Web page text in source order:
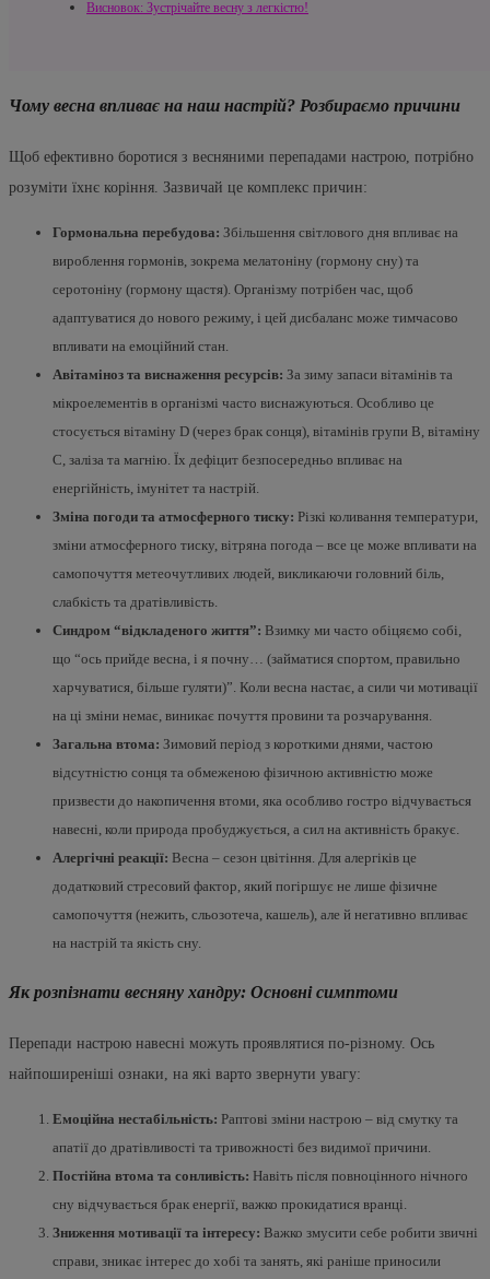
Висновок: Зустрічайте весну з легкістю!
Чому весна впливає на наш настрій? Розбираємо причини
Щоб ефективно боротися з весняними перепадами настрою, потрібно
розуміти їхнє коріння. Зазвичай це комплекс причин:
Гормональна перебудова: Збільшення світлового дня впливає на
вироблення гормонів, зокрема мелатоніну (гормону сну) та
серотоніну (гормону щастя). Організму потрібен час, щоб
адаптуватися до нового режиму, і цей дисбаланс може тимчасово
впливати на емоційний стан.
Авітаміноз та виснаження ресурсів: За зиму запаси вітамінів та
мікроелементів в організмі часто виснажуються. Особливо це
стосується вітаміну D (через брак сонця), вітамінів групи B, вітаміну
С, заліза та магнію. Їх дефіцит безпосередньо впливає на
енергійність, імунітет та настрій.
Зміна погоди та атмосферного тиску: Різкі коливання температури,
зміни атмосферного тиску, вітряна погода – все це може впливати на
самопочуття метеочутливих людей, викликаючи головний біль,
слабкість та дратівливість.
Синдром “відкладеного життя”: Взимку ми часто обіцяємо собі,
що “ось прийде весна, і я почну… (займатися спортом, правильно
харчуватися, більше гуляти)”. Коли весна настає, а сили чи мотивації
на ці зміни немає, виникає почуття провини та розчарування.
Загальна втома: Зимовий період з короткими днями, частою
відсутністю сонця та обмеженою фізичною активністю може
призвести до накопичення втоми, яка особливо гостро відчувається
навесні, коли природа пробуджується, а сил на активність бракує.
Алергічні реакції: Весна – сезон цвітіння. Для алергіків це
додатковий стресовий фактор, який погіршує не лише фізичне
самопочуття (нежить, сльозотеча, кашель), але й негативно впливає
на настрій та якість сну.
Як розпізнати весняну хандру: Основні симптоми
Перепади настрою навесні можуть проявлятися по-різному. Ось
найпоширеніші ознаки, на які варто звернути увагу:
Емоційна нестабільність: Раптові зміни настрою – від смутку та
апатії до дратівливості та тривожності без видимої причини.
Постійна втома та сонливість: Навіть після повноцінного нічного
сну відчувається брак енергії, важко прокидатися вранці.
Зниження мотивації та інтересу: Важко змусити себе робити звичні
справи, зникає інтерес до хобі та занять, які раніше приносили